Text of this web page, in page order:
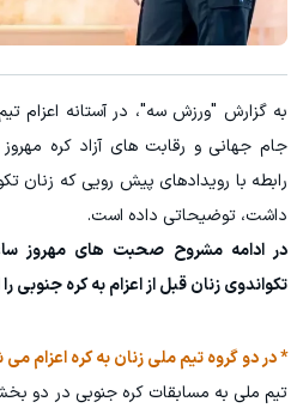
به گزارش "ورزش سه"، در آستانه اعزام
جام جهانی و رقابت های آزاد کره
داشت، توضیحاتی داده است.
در ادامه مشروح صحبت های مهروز
تکواندوی زنان قبل از اعزام به کره جنوبی
* در دو گروه تیم ملی زنان به کره اعزام
تیم ملی به مسابقات کره جنوبی در دو